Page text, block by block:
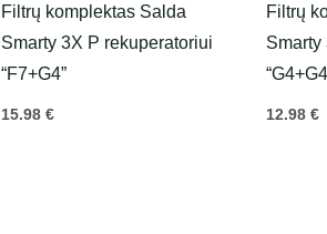
Filtrų komplektas Salda
Smarty 3X P rekuperatoriui
“F7+G4”
15.98 €
Filtrų
Smarty
12.98€